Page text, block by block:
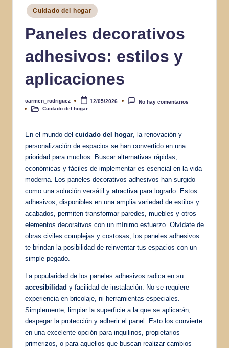
Publicado
en
Cuidado del hogar
Paneles decorativos
adhesivos: estilos y
aplicaciones
Publicado
por
carmen_rodriguez 12/05/2026
No hay comentarios
PublicadoCuidado del hogar
En el mundo del cuidado del hogar , la renovación y
personalización de espacios se han convertido en una
prioridad para muchos. Buscar alternativas rápidas,
económicas y fáciles de implementar es esencial en la vida
moderna. Los paneles decorativos adhesivos han surgido
como una solución versátil y atractiva para lograrlo. Estos
adhesivos, disponibles en una amplia variedad de estilos y
acabados, permiten transformar paredes, muebles y otros
elementos decorativos con un mínimo esfuerzo. Olvídate de
obras civiles complejas y costosas, los paneles adhesivos
te brindan la posibilidad de reinventar tus espacios con un
simple pegado.
La popularidad de los paneles adhesivos radica en su
accesibilidad y facilidad de instalación. No se requiere
experiencia en bricolaje, ni herramientas especiales.
Simplemente, limpiar la superficie a la que se aplicarán,
despegar la protección y adherir el panel. Esto los convierte
en una excelente opción para inquilinos, propietarios
primerizos, o para aquellos que buscan realizar cambios